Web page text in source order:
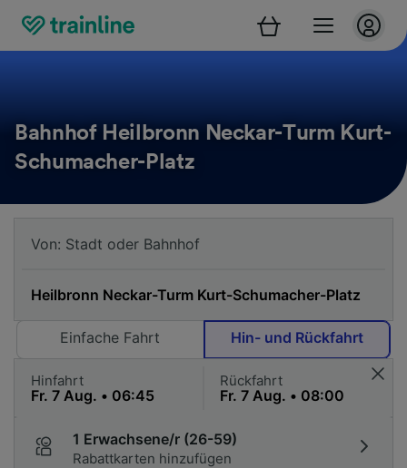
Bahnhof Heilbronn Neckar-Turm Kurt-
Schumacher-Platz
Einfache Fahrt Hin- und Rückfahrt
Hinfahrt Rückfahrt
1 Erwachsene/r (26-59)
Rabattkarten hinzufügen